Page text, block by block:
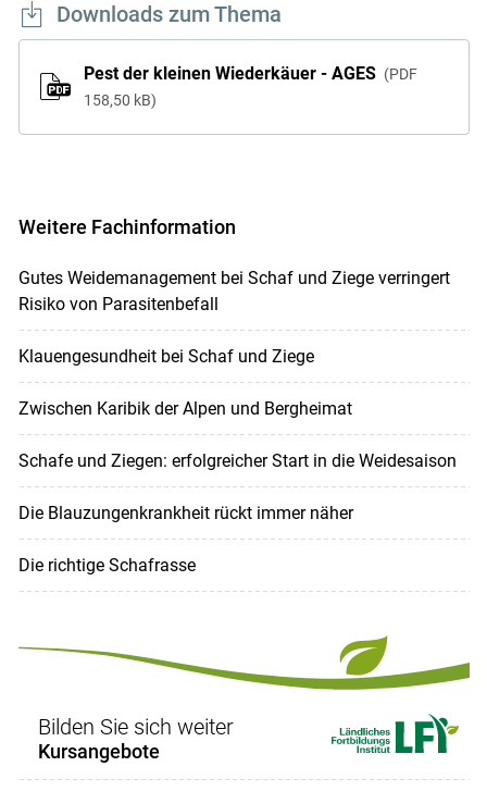
Downloads zum Thema
Pest der kleinen Wiederkäuer - AGES
PDF
158,50 kB
Weitere Fachinformation
Gutes Weidemanagement bei Schaf und Ziege verringert
Risiko von Parasitenbefall
Klauengesundheit bei Schaf und Ziege
Zwischen Karibik der Alpen und Bergheimat
Schafe und Ziegen: erfolgreicher Start in die Weidesaison
Die Blauzungenkrankheit rückt immer näher
Die richtige Schafrasse
Bilden Sie sich weiter
Kursangebote